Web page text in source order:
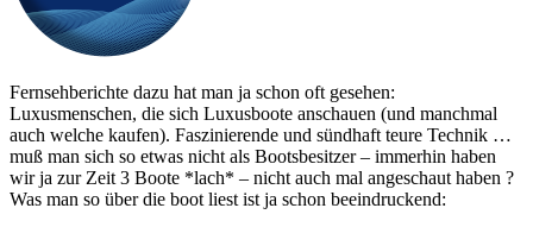
Fernsehberichte dazu hat man ja schon oft gesehen:
Luxusmenschen, die sich Luxusboote anschauen (und manchmal
auch welche kaufen). Faszinierende und sündhaft teure Technik …
muß man sich so etwas nicht als Bootsbesitzer – immerhin haben
wir ja zur Zeit 3 Boote *lach* – nicht auch mal angeschaut haben ?
Was man so über die boot liest ist ja schon beeindruckend: